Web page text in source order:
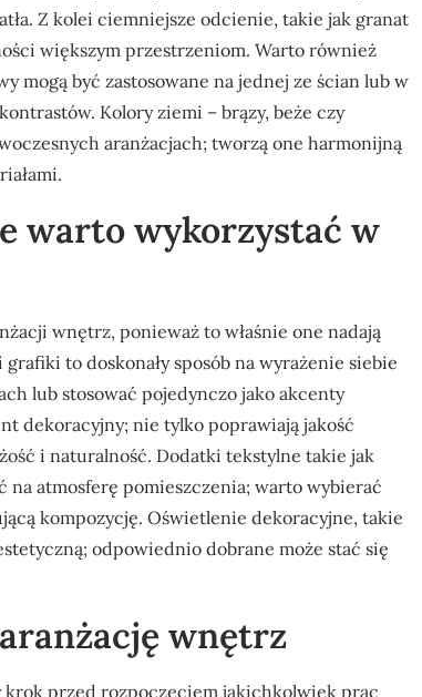
Z kolei ciemniejsze odcienie, takie jak granat
większym przestrzeniom. Warto również
mogą być zastosowane na jednej ze ścian lub w
Kolory ziemi – brązy, beże czy
aranżacjach; tworzą one harmonijną
warto wykorzystać w
wnętrz, ponieważ to właśnie one nadają
to doskonały sposób na wyrażenie siebie
lub stosować pojedynczo jako akcenty
dekoracyjny; nie tylko poprawiają jakość
i naturalność. Dodatki tekstylne takie jak
na atmosferę pomieszczenia; warto wybierać
kompozycję. Oświetlenie dekoracyjne, takie
odpowiednio dobrane może stać się
wnętrz
przed rozpoczęciem jakichkolwiek prac